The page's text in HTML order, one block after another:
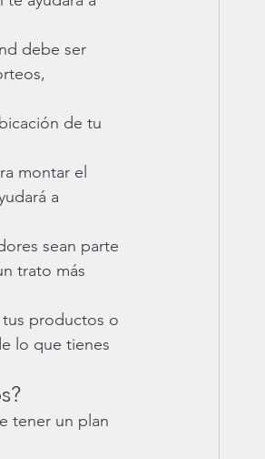
debe ser
de tu
montar el
a
sean parte
trato más
productos o
lo que tienes
tener un plan